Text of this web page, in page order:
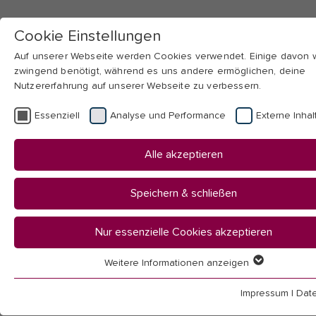
Skip to main navigation Skip to page footer
You
here:
Startseite
Mitarbeitendenübersicht
Mitarbeitende
(Lehrende und wissenschaftsunterstützender Bereich)
Cookie Einstellungen
Auf unserer Webseite werden Cookies verwendet. Einige davon
zwingend benötigt, während es uns andere ermöglichen, deine
Nutzererfahrung auf unserer Webseite zu verbessern.
Essenziell Analyse und Performance Externe
Alle akzeptieren
Speichern & schließen
Nur essenzielle Cookies akzeptieren
Essenzielle Cookies werden für grundlegende Funktionen der
Weitere Informationen anzeigen
Impressum